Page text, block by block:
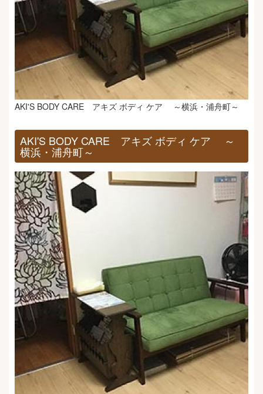
AKI'S BODY CARE アキズ ボディ ケア ～横浜・浦舟町～
AKI'S BODY CARE アキズ ボディ ケア ～
横浜・浦舟町～